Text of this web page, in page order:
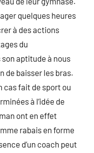
quelques heures
à des actions
du
aptitude à nous
de baisser les bras.
cas fait de sport ou
à l’idée de
ont en effet
rabais en forme
d’un coach peut